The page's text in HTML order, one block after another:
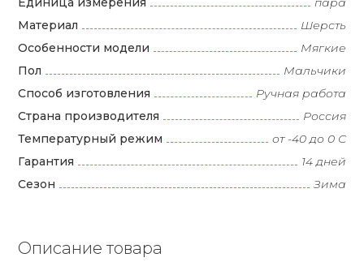
Материал
Шерсть
Особенности модели
Мягкие
Пол
Мальчики
Способ изготовления
Ручная работа
Страна производителя
Россия
Температурный режим
от -40 до 0 С
Гарантия
14 дней
Сезон
Зима
Описание товара